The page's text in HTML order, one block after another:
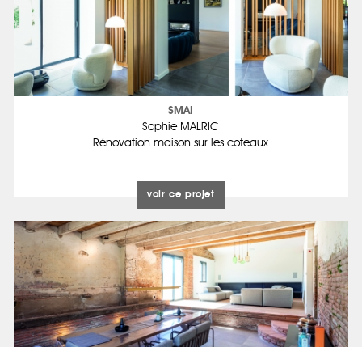
SMAI
Sophie MALRIC
Rénovation maison sur les coteaux
voir ce projet